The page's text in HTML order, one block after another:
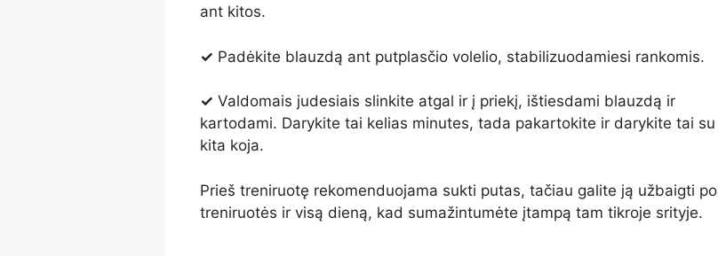
ant kitos.
✓ Padėkite blauzdą ant putplasčio volelio, stabilizuodamiesi rankomis.
✓ Valdomais judesiais slinkite atgal ir į priekį, ištiesdami blauzdą ir
kartodami. Darykite tai kelias minutes, tada pakartokite ir darykite tai su
kita koja.
Prieš treniruotę rekomenduojama sukti putas, tačiau galite ją užbaigti po
treniruotės ir visą dieną, kad sumažintumėte įtampą tam tikroje srityje.